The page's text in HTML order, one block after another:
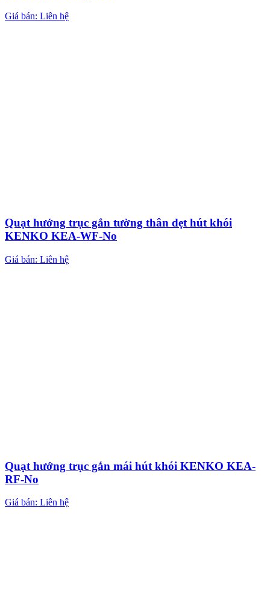
Giá bán: Liên hệ
Quạt hướng trục gắn tường thân dẹt hút khói
KENKO KEA-WF-No
Giá bán: Liên hệ
Quạt hướng trục gắn mái hút khói KENKO KEA-
RF-No
Giá bán: Liên hệ